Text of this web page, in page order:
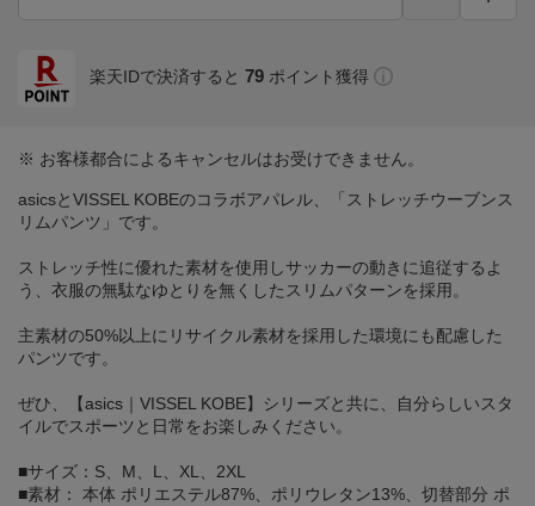
楽天IDで決済すると 79 ポイント獲得
※ お客様都合によるキャンセルはお受けできません。
asicsとVISSEL KOBEのコラボアパレル、「ストレッチウーブンス
リムパンツ」です。
ストレッチ性に優れた素材を使用しサッカーの動きに追従するよ
う、衣服の無駄なゆとりを無くしたスリムパターンを採用。
主素材の50%以上にリサイクル素材を採用した環境にも配慮した
パンツです。
ぜひ、【asics｜VISSEL KOBE】シリーズと共に、自分らしいスタ
イルでスポーツと日常をお楽しみください。
■サイズ：S、M、L、XL、2XL
■素材： 本体 ポリエステル87%、ポリウレタン13%、切替部分 ポ